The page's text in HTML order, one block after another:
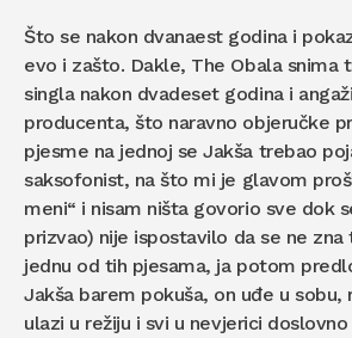
Što se nakon dvanaest godina i
evo i zašto. Dakle, The Obala snima
singla nakon dvadeset godina i
producenta, što naravno objeručke
pjesme na jednoj se Jakša trebao
saksofonist, na što mi je glavom
meni“ i nisam ništa govorio sve dok
prizvao) nije ispostavilo da se ne
jednu od tih pjesama, ja potom
Jakša barem pokuša, on uđe u sobu,
ulazi u režiju i svi u nevjerici